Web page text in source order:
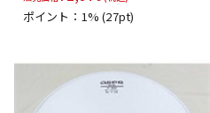
ポイント：1%(27pt)